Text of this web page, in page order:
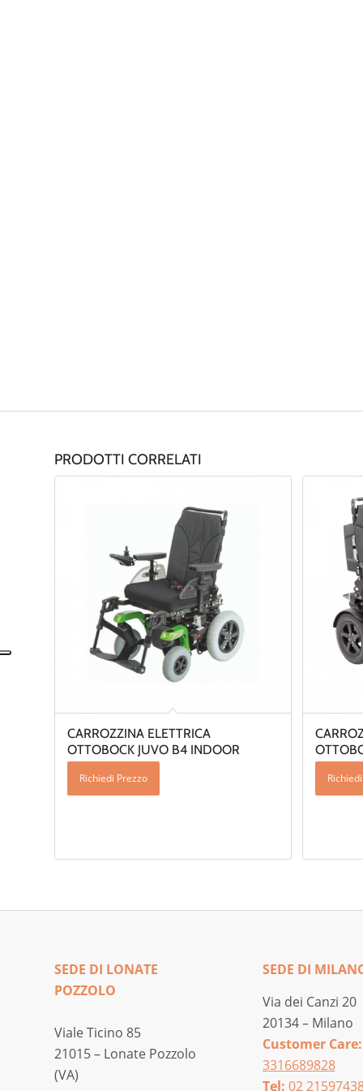
PRODOTTI CORRELATI
CARROZZINA ELETTRICA
OTTOBOCK JUVO B4 INDOOR
Richiedi Prezzo
SEDE DI LONATE
POZZOLO
Viale Ticino 85
21015 – Lonate Pozzolo
(VA)
SEDE DI
Via dei Canzi 20
20134 – Milano
Customer Care:
3316689828
Tel: 02